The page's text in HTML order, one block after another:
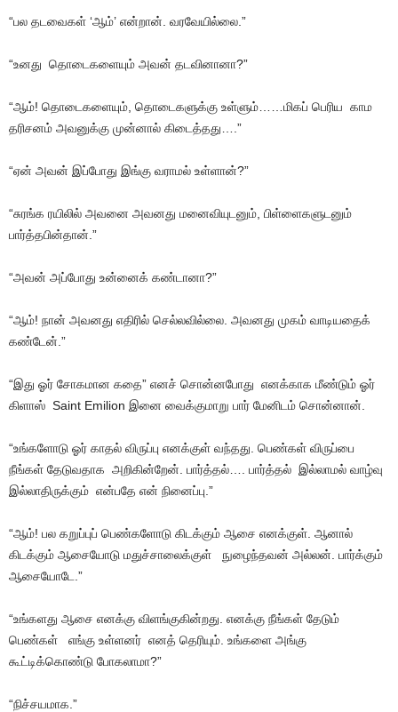
“பல தடவைகள் ‘ஆம்’ என்றான். வரவேயில்லை.”
“உனது தொடைகளையும் அவன் தடவினானா?”
“ஆம்! தொடைகளையும், தொடைகளுக்கு உள்ளும்……மிகப் பெரிய காம
தரிசனம் அவனுக்கு முன்னால் கிடைத்தது….”
“ஏன் அவன் இப்போது இங்கு வராமல் உள்ளான்?”
“சுரங்க ரயிலில் அவனை அவனது மனைவியுடனும், பிள்ளைகளுடனும்
பார்த்தபின்தான்.”
“அவன் அப்போது உன்னைக் கண்டானா?”
“ஆம்! நான் அவனது எதிரில் செல்லவில்லை. அவனது முகம் வாடியதைக்
கண்டேன்.”
“இது ஓர் சோகமான கதை” எனச் சொன்னபோது எனக்காக மீண்டும் ஓர்
கிளாஸ் Saint Emilion இனை வைக்குமாறு பார் மேனிடம் சொன்னான்.
“உங்களோடு ஓர் காதல் விருப்பு எனக்குள் வந்தது. பெண்கள் விருப்பை
நீங்கள் தேடுவதாக அறிகின்றேன். பார்த்தல்…. பார்த்தல் இல்லாமல் வாழ்வு
இல்லாதிருக்கும் என்பதே என் நினைப்பு.”
“ஆம்! பல கறுப்புப் பெண்களோடு கிடக்கும் ஆசை எனக்குள். ஆனால்
கிடக்கும் ஆசையோடு மதுச்சாலைக்குள் நுழைந்தவன் அல்லன். பார்க்கும்
ஆசையோடே.”
“உங்களது ஆசை எனக்கு விளங்குகின்றது. எனக்கு நீங்கள் தேடும்
பெண்கள் எங்கு உள்ளனர் எனத் தெரியும். உங்களை அங்கு
கூட்டிக்கொண்டு போகலாமா?”
“நிச்சயமாக.”